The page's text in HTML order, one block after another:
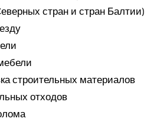
стран и стран Балтии)
строительных материалов
отходов